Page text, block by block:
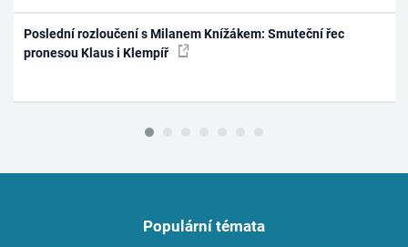
Poslední rozloučení s Milanem Knížákem: Smuteční řec
pronesou Klaus i Klempíř
Populární témata